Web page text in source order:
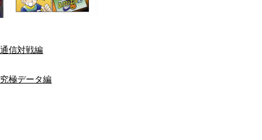
信対戦編
極データ編